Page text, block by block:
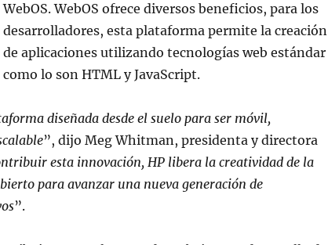
WebOS. WebOS ofrece diversos beneficios, para los
desarrolladores, esta plataforma permite la creación
de aplicaciones utilizando tecnologías web estándar
como lo son HTML y JavaScript.
diseñada desde el suelo para ser móvil,
”, dijo Meg Whitman, presidenta y directora
esta innovación, HP libera la creatividad de la
para avanzar una nueva generación de
”.